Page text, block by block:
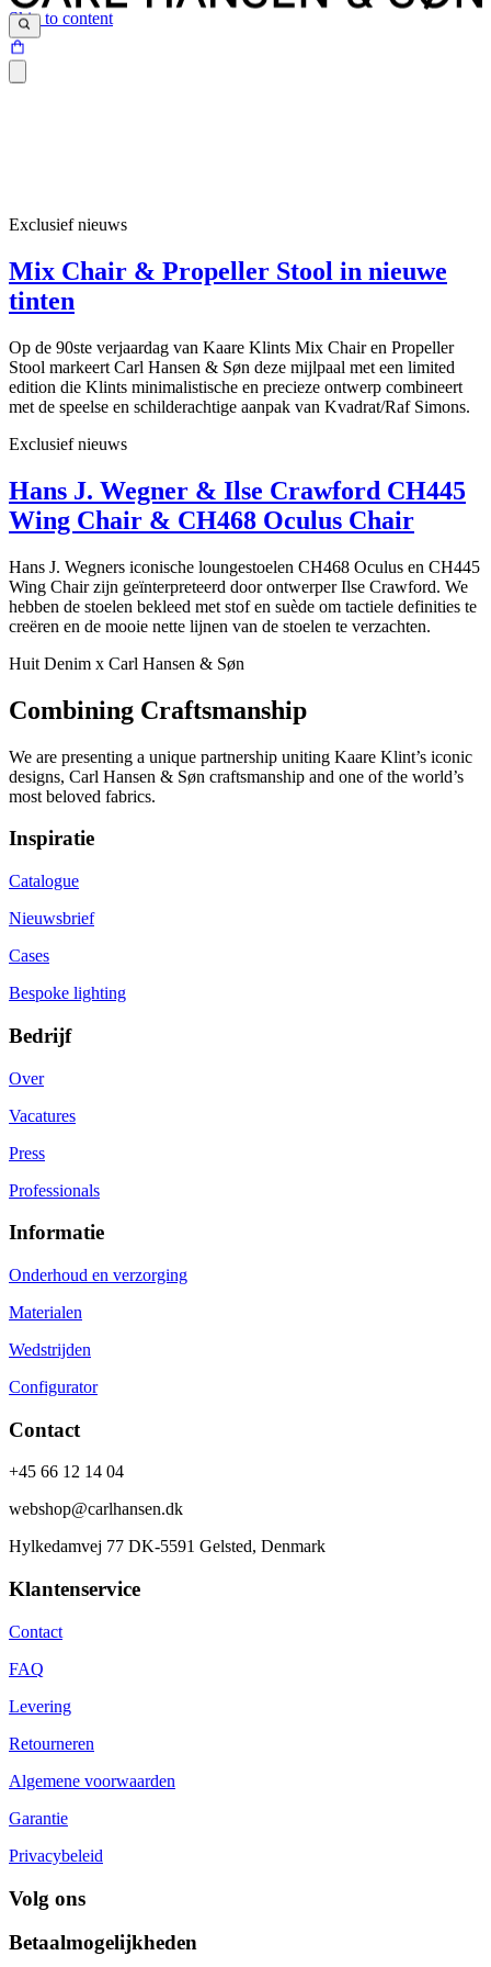
Skip to content
Exclusief nieuws
Mix Chair & Propeller Stool in nieuwe
tinten
Op de 90ste verjaardag van Kaare Klints Mix Chair en Propeller
Stool markeert Carl Hansen & Søn deze mijlpaal met een limited
edition die Klints minimalistische en precieze ontwerp combineert
met de speelse en schilderachtige aanpak van Kvadrat/Raf Simons.
Exclusief nieuws
Hans J. Wegner & Ilse Crawford CH445
Wing Chair & CH468 Oculus Chair
Hans J. Wegners iconische loungestoelen CH468 Oculus en CH445
Wing Chair zijn geïnterpreteerd door ontwerper Ilse Crawford. We
hebben de stoelen bekleed met stof en suède om tactiele definities te
creëren en de mooie nette lijnen van de stoelen te verzachten.
Huit Denim x Carl Hansen & Søn
Combining Craftsmanship
We are presenting a unique partnership uniting Kaare Klint’s iconic
designs, Carl Hansen & Søn craftsmanship and one of the world’s
most beloved fabrics.
Inspiratie
Catalogue
Nieuwsbrief
Cases
Bespoke lighting
Bedrijf
Over
Vacatures
Press
Professionals
Informatie
Onderhoud en verzorging
Materialen
Wedstrijden
Configurator
Contact
+45 66 12 14 04
webshop@carlhansen.dk
Hylkedamvej 77 DK-5591 Gelsted, Denmark
Klantenservice
Contact
FAQ
Levering
Retourneren
Algemene voorwaarden
Garantie
Privacybeleid
Volg ons
Betaalmogelijkheden